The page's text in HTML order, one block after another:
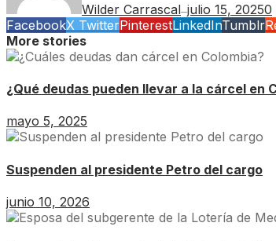
Wilder Carrascal—julio 15, 20250
FacebookX TwitterPinterestLinkedInTumblr
More stories
¿Qué deudas pueden llevar a la cárcel en
mayo 5, 2025
Suspenden al presidente Petro del cargo
junio 10, 2026